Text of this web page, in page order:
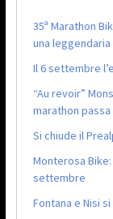
35ª Marathon
una
Il 6 settembre
“Au revoir”
marathon passa
Si chiude il
Monterosa
settembre
Fontana e Nisi